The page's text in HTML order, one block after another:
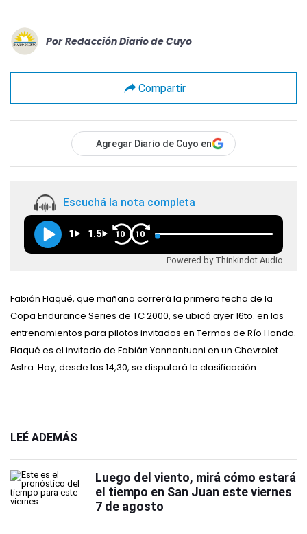
Por Redacción Diario de Cuyo
Compartir
Agregar Diario de Cuyo en
Escuchá la nota completa
1 1.5 10 10
Powered by Thinkindot Audio
Fabián Flaqué, que mañana correrá la primera fecha de la
Copa Endurance Series de TC 2000, se ubicó ayer 16to. en los
entrenamientos para pilotos invitados en Termas de Río Hondo.
Flaqué es el invitado de Fabián Yannantuoni en un Chevrolet
Astra. Hoy, desde las 14,30, se disputará la clasificación.
LEÉ ADEMÁS
Luego del viento, mirá cómo estará
el tiempo en San Juan este viernes
7 de agosto